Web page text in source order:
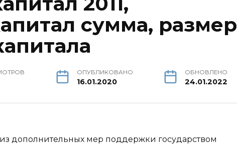
сумма, размер
ОПУБЛИКОВАНО
16.01.2020
ОБНОВЛЕНО
24.01.2022
дополнительных мер поддержки государством